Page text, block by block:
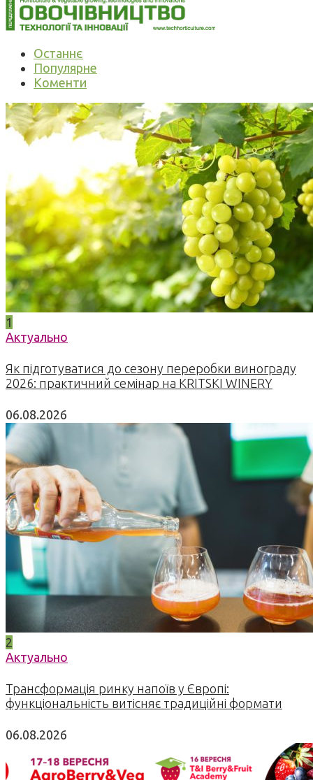
Останнє
Популярне
Коменти
1
Актуально
Як підготуватися до сезону переробки винограду
2026: практичний семінар на KRITSKI WINERY
06.08.2026
2
Актуально
Трансформація ринку напоїв у Європі:
функціональність витісняє традиційні формати
06.08.2026